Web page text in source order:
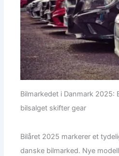
Bilmarkedet i Danmark 2025:
bilsalget skifter gear
Bilåret 2025 markerer et
danske bilmarked. Nye